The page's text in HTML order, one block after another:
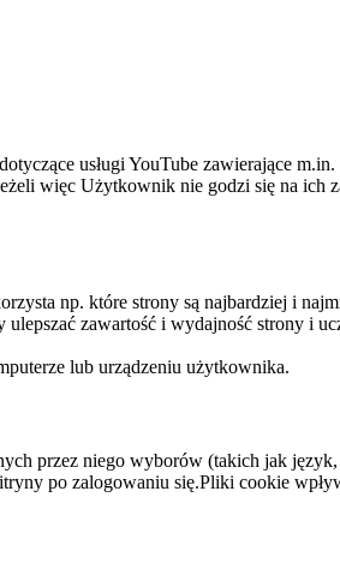
usługi YouTube zawierające m.in.
więc Użytkownik nie godzi się na ich
np. które strony są najbardziej i
zawartość i wydajność strony i
lub urządzeniu użytkownika.
przez niego wyborów (takich jak
po zalogowaniu się.Pliki cookie